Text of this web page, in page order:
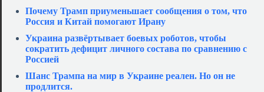
Почему Трамп приуменьшает сообщения о том, что
Россия и Китай помогают Ирану
Украина развёртывает боевых роботов, чтобы
сократить дефицит личного состава по сравнению с
Россией
Шанс Трампа на мир в Украине реален. Но он не
продлится.